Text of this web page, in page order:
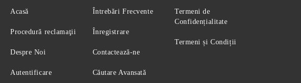
Acasă
Procedură reclamaţii
Despre Noi
Autentificare
Întrebări Frecvente
Înregistrare
Contactează-ne
Căutare Avansată
Termeni de
Confidențialitate
Termeni și Condiții